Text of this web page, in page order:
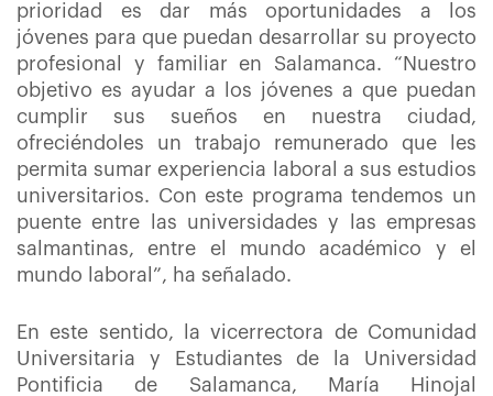
prioridad es dar más oportunidades a los
jóvenes para que puedan desarrollar su proyecto
profesional y familiar en Salamanca. “Nuestro
objetivo es ayudar a los jóvenes a que puedan
cumplir sus sueños en nuestra ciudad,
ofreciéndoles un trabajo remunerado que les
permita sumar experiencia laboral a sus estudios
universitarios. Con este programa tendemos un
puente entre las universidades y las empresas
salmantinas, entre el mundo académico y el
mundo laboral”, ha señalado.
En este sentido, la vicerrectora de Comunidad
Universitaria y Estudiantes de la Universidad
Pontificia de Salamanca, María Hinojal